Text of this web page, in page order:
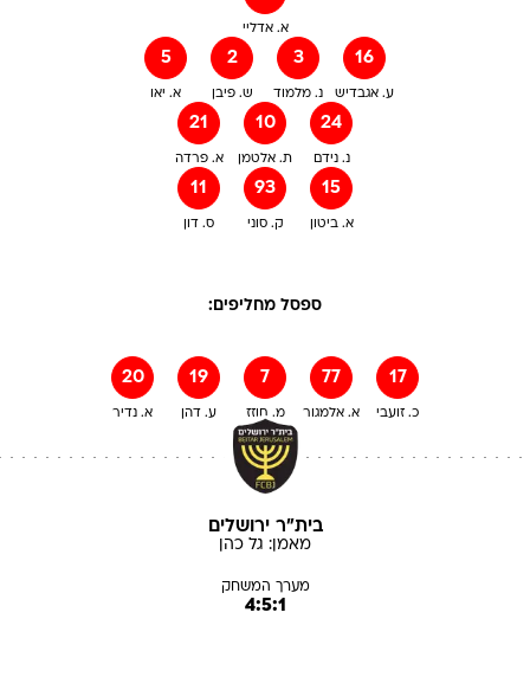
א. אדליי
5
א. יאו
2
ש. פיבן
3
נ. מלמוד
16
ע. אגבדיש
21
א. פרדה
10
ת. אלטמן
24
נ. נידם
11
ס. דון
93
ק. סוני
15
א. ביטון
ספסל מחליפים:
20
א. נדיר
19
ע. דהן
7
מ. חוזז
77
א. אלמגור
17
כ. זועבי
בית"ר ירושלים
מאמן: גל כהן
מערך המשחק
4:5:1